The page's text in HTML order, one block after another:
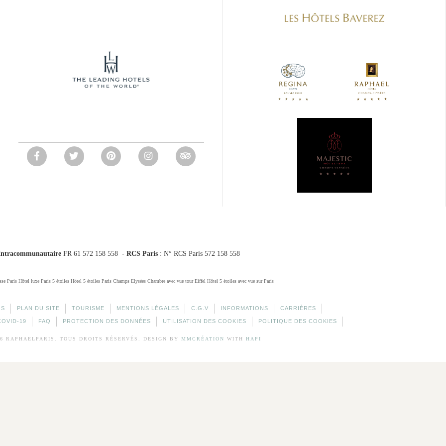
FR 61 572 158 558 - RCS Paris : N° RCS Paris 572 158 558
Paris Hôtel luxe Paris 5 étoiles Hôtel 5 étoiles Paris Champs Elysées Chambre avec vue tour Eiffel Hôtel 5 étoiles avec vue sur Paris
PLAN DU SITE TOURISME MENTIONS LÉGALES C.G.V INFORMATIONS CARRIÈRES
19 FAQ PROTECTION DES DONNÉES UTILISATION DES COOKIES POLITIQUE DES COOKIES
RAPHAELPARIS. TOUS DROITS RÉSERVÉS. DESIGN BY MMCRÉATION WITH HAPI